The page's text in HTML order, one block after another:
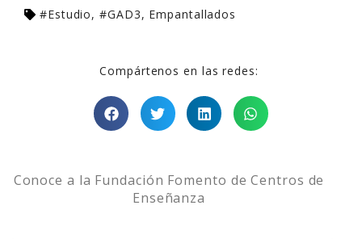
#Estudio,#GAD3, Empantallados
Compártenos en las redes:
Conoce a la Fundación Fomento de Centros de
Enseñanza